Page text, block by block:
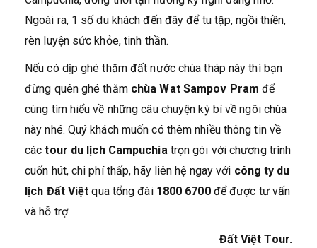
Ngoài ra, 1 số du khách đến đây để tu tập, ngồi thiền,
rèn luyện sức khỏe, tinh thần.
Nếu có dịp ghé thăm đất nước chùa tháp này thì bạn
đừng quên ghé thăm chùa Wat Sampov Pram để
cùng tìm hiểu về những câu chuyện kỳ bí về ngôi chùa
này nhé. Quý khách muốn có thêm nhiều thông tin về
cáctour du lịch Campuchiatrọn gói với chương trình
cuốn hút, chi phí thấp, hãy liên hệ ngay với công ty du
lịch Đất Việt qua tổng đài 1800 6700để được tư vấn
và hỗ trợ.
Đất Việt Tour.